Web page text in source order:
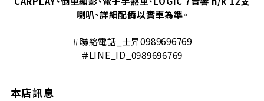
喇叭、詳細配備以實車為準。
＃聯絡電話_士昇0989696769
＃LINE_ID_0989696769
本店訊息